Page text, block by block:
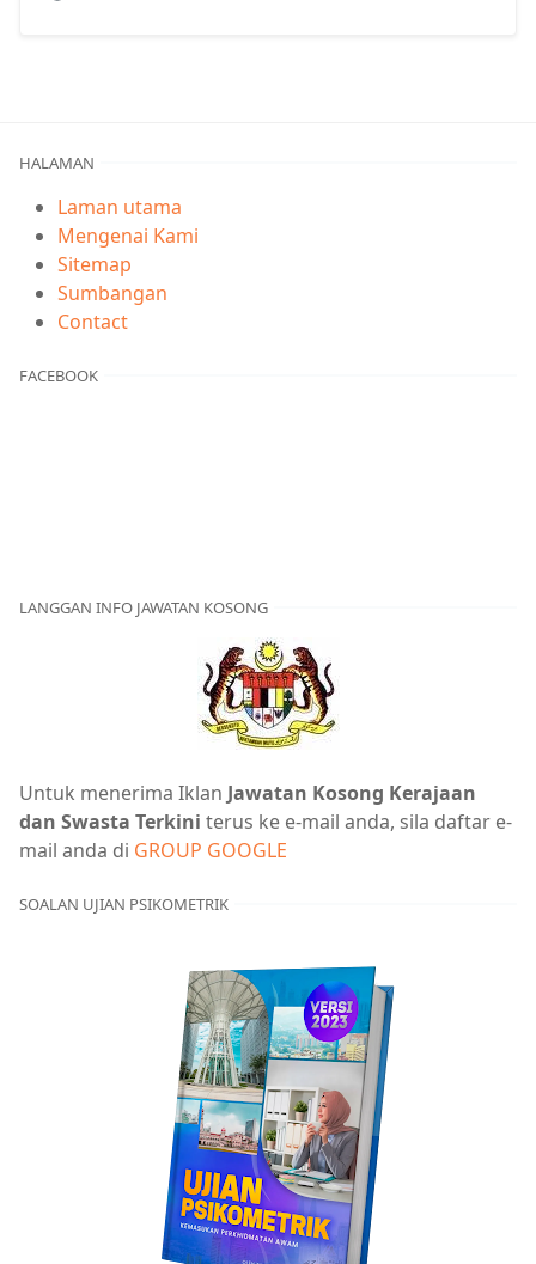
HALAMAN
Laman utama
Mengenai Kami
Sitemap
Sumbangan
Contact
FACEBOOK
LANGGAN INFO JAWATAN KOSONG
Untuk menerima Iklan Jawatan Kosong Kerajaan
dan Swasta Terkini terus ke e-mail anda, sila daftar e-
mail anda di GROUP GOOGLE
SOALAN UJIAN PSIKOMETRIK